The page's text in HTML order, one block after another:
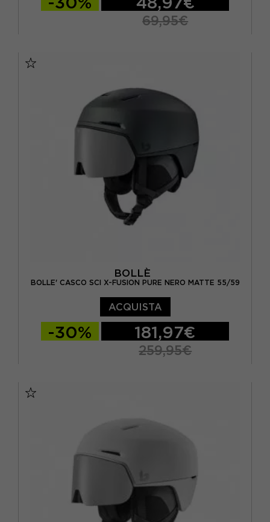
69,95€
BOLLÈ
BOLLE' CASCO SCI X-FUSION PURE NERO MATTE 55/59
ACQUISTA
-30% 181,97€
259,95€